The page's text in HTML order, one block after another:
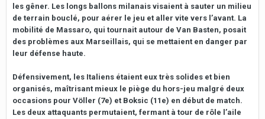
les gêner. Les longs ballons milanais visaient à sauter un milieu
de terrain bouclé, pour aérer le jeu et aller vite vers l’avant. La
mobilité de Massaro, qui tournait autour de Van Basten, posait
des problèmes aux Marseillais, qui se mettaient en danger par
leur défense haute.
Défensivement, les Italiens étaient eux très solides et bien
organisés, maîtrisant mieux le piège du hors-jeu malgré deux
occasions pour Völler (7e) et Boksic (11e) en début de match.
Les deux attaquants permutaient, fermant à tour de rôle l’aile